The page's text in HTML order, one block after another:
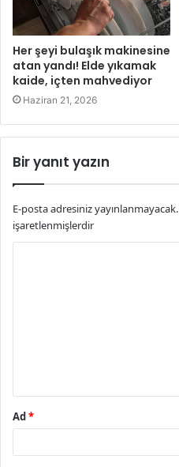
Her şeyi bulaşık makinesine
atan yandı! Elde yıkamak
kaide, içten mahvediyor
Haziran 21, 2026
Bir yanıt yazın
E-posta adresiniz yayınlanmayacak.
işaretlenmişlerdir
Ad*